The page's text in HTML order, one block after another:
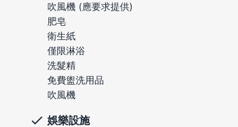
吹風機 (應要求提供)
肥皂
衛生紙
僅限淋浴
洗髮精
免費盥洗用品
吹風機
娛樂設施